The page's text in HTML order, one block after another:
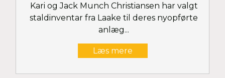
Kari og Jack Munch Christiansen har valgt
staldinventar fra Laake til deres nyopførte
anlæg...
Læs mere